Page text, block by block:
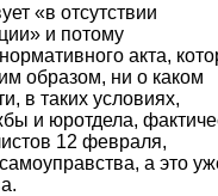
«в отсутствии
и потому
акта,
образом, ни о каком
в таких условиях,
и юротдела,
12 февраля,
а это